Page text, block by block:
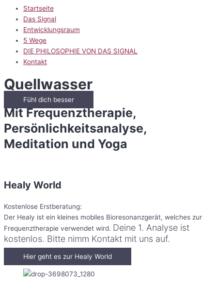
Startseite
Das Signal
Entwicklungsraum
5 Wege
DIE PHILOSOPHIE VON DAS SIGNAL
Kontakt
Quellwasser
Fühl dich besser
Mit Frequenztherapie,
Persönlichkeitsanalyse,
Meditation und Yoga
Healy World
Kostenlose Erstberatung:
Der Healy ist ein kleines mobiles Bioresonanzgerät, welches zur
Frequenztherapie verwendet wird. Deine 1. Analyse ist
kostenlos. Bitte nimm Kontakt mit uns auf.
Hier geht es zur Healy World